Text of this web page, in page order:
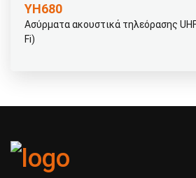
ΥΗ680
Ασύρματα ακουστικά τηλεόρασης
Fi)